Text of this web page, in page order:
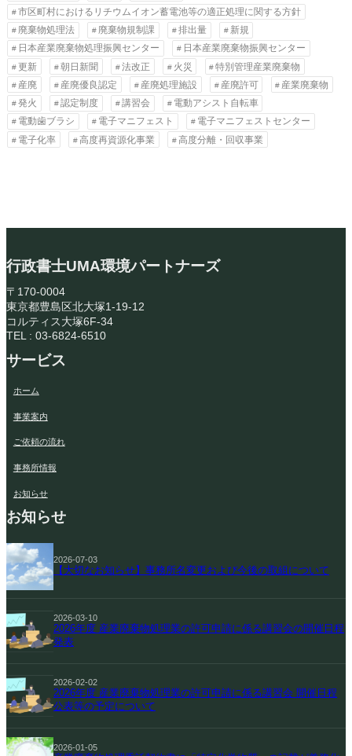
市区町村におけるリチウムイオン蓄電池等の適正処理に関する方針
廃棄物処理法
廃棄物規制課 排出量
新規
日本産業廃棄物処理振興センター
日本産業廃棄物振興センター
更新
朝日新聞 法改正 火災
特別管理産業廃棄物
産廃
産廃優良認定 産廃処理施設 産廃許可
産業廃棄物
発火
認定制度 講習会
電動アシスト自転車
電動歯ブラシ
電子マニフェスト
電子マニフェストセンター
電子化率
高度再資源化事業 高度分離・回収事業
行政書士UMA環境パートナーズ
〒170-0004
東京都豊島区北大塚1-19-12
コルティス大塚6F-34
TEL : 03-6824-6510
サービス
ホーム
事業案内
ご依頼の流れ
事務所情報
お知らせ
お知らせ
2026-07-03
【大切なお知らせ】事務所名変更および今後の取組について
2026-03-10
2026年度 産業廃棄物処理業の許可申請に係る講習会の開催日程
発表
2026-02-02
2026年度 産業廃棄物処理業の許可申請に係る講習会 開催日程
公表等の予定について
2026-01-05